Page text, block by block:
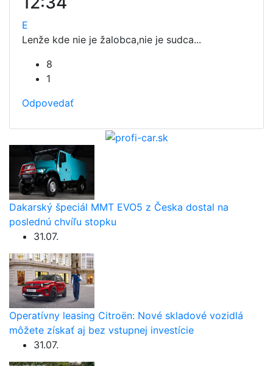
E
Lenže kde nie je žalobca,nie je sudca...
8
1
Odpovedať
Dakarský špeciál MMT EVO5 z Česka dostal na
poslednú chvíľu stopku
31.07.
Operatívny leasing Citroën: Nové skladové vozidlá
môžete získať aj bez vstupnej investície
31.07.